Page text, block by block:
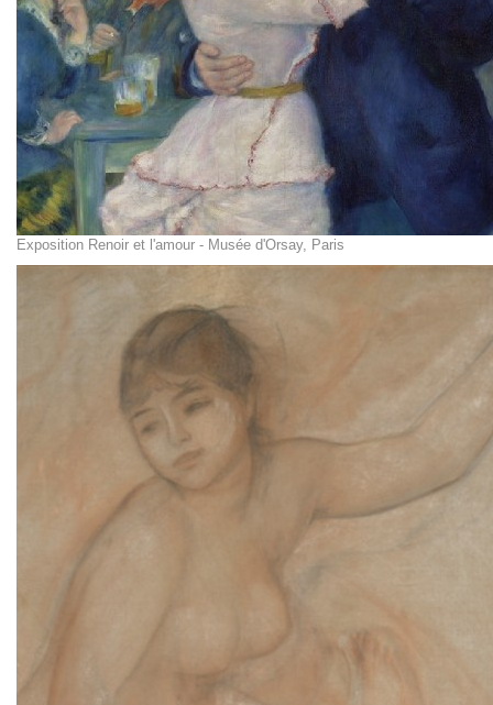
Exposition Renoir et l'amour - Musée d'Orsay, Paris